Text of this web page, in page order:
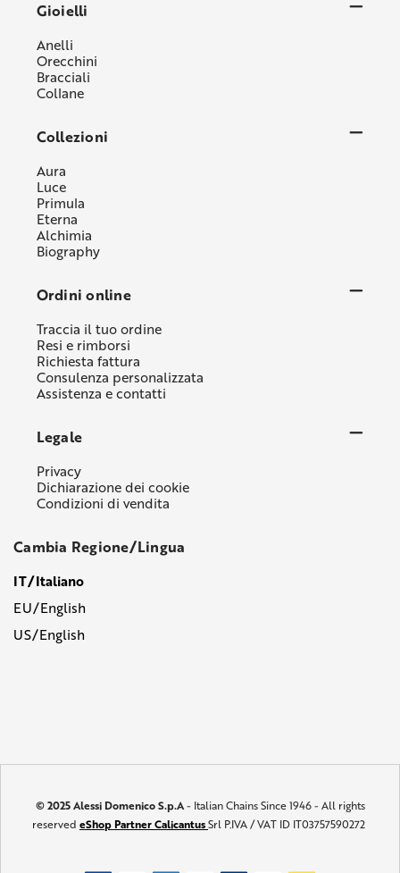
Gioielli
Anelli
Orecchini
Bracciali
Collane
Collezioni
Aura
Luce
Primula
Eterna
Alchimia
Biography
Ordini online
Traccia il tuo ordine
Resi e rimborsi
Richiesta fattura
Consulenza personalizzata
Assistenza e contatti
Legale
Privacy
Dichiarazione dei cookie
Condizioni di vendita
Cambia Regione/Lingua
IT/Italiano
EU/English
US/English
© 2025 Alessi Domenico S.p.A- Italian Chains Since 1946 - All rights
reserved eShop Partner CalicantusSrl P.IVA / VAT ID IT03757590272